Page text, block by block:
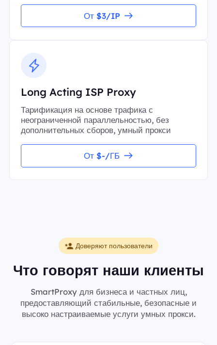
От $3/IP
Long Acting ISP Proxy
Тарификация на основе трафика с
неограниченной параллельностью, без
дополнительных сборов, умный прокси
От $-/ГБ
Доверяют пользователи
Что говорят наши клиенты
SmartProxy для бизнеса и частных лиц,
предоставляющий стабильные, безопасные и
высоко настраиваемые услуги умных прокси.